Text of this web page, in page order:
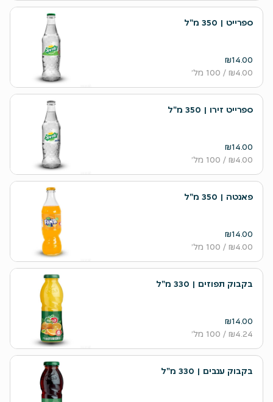
ספרייט | 350 מ"ל
₪14.00
₪4.00 / 100 מל׳
ספרייט זירו | 350 מ"ל
₪14.00
₪4.00 / 100 מל׳
פאנטה | 350 מ"ל
₪14.00
₪4.00 / 100 מל׳
בקבוק תפוזים | 330 מ"ל
₪14.00
₪4.24 / 100 מל׳
בקבוק ענבים | 330 מ"ל